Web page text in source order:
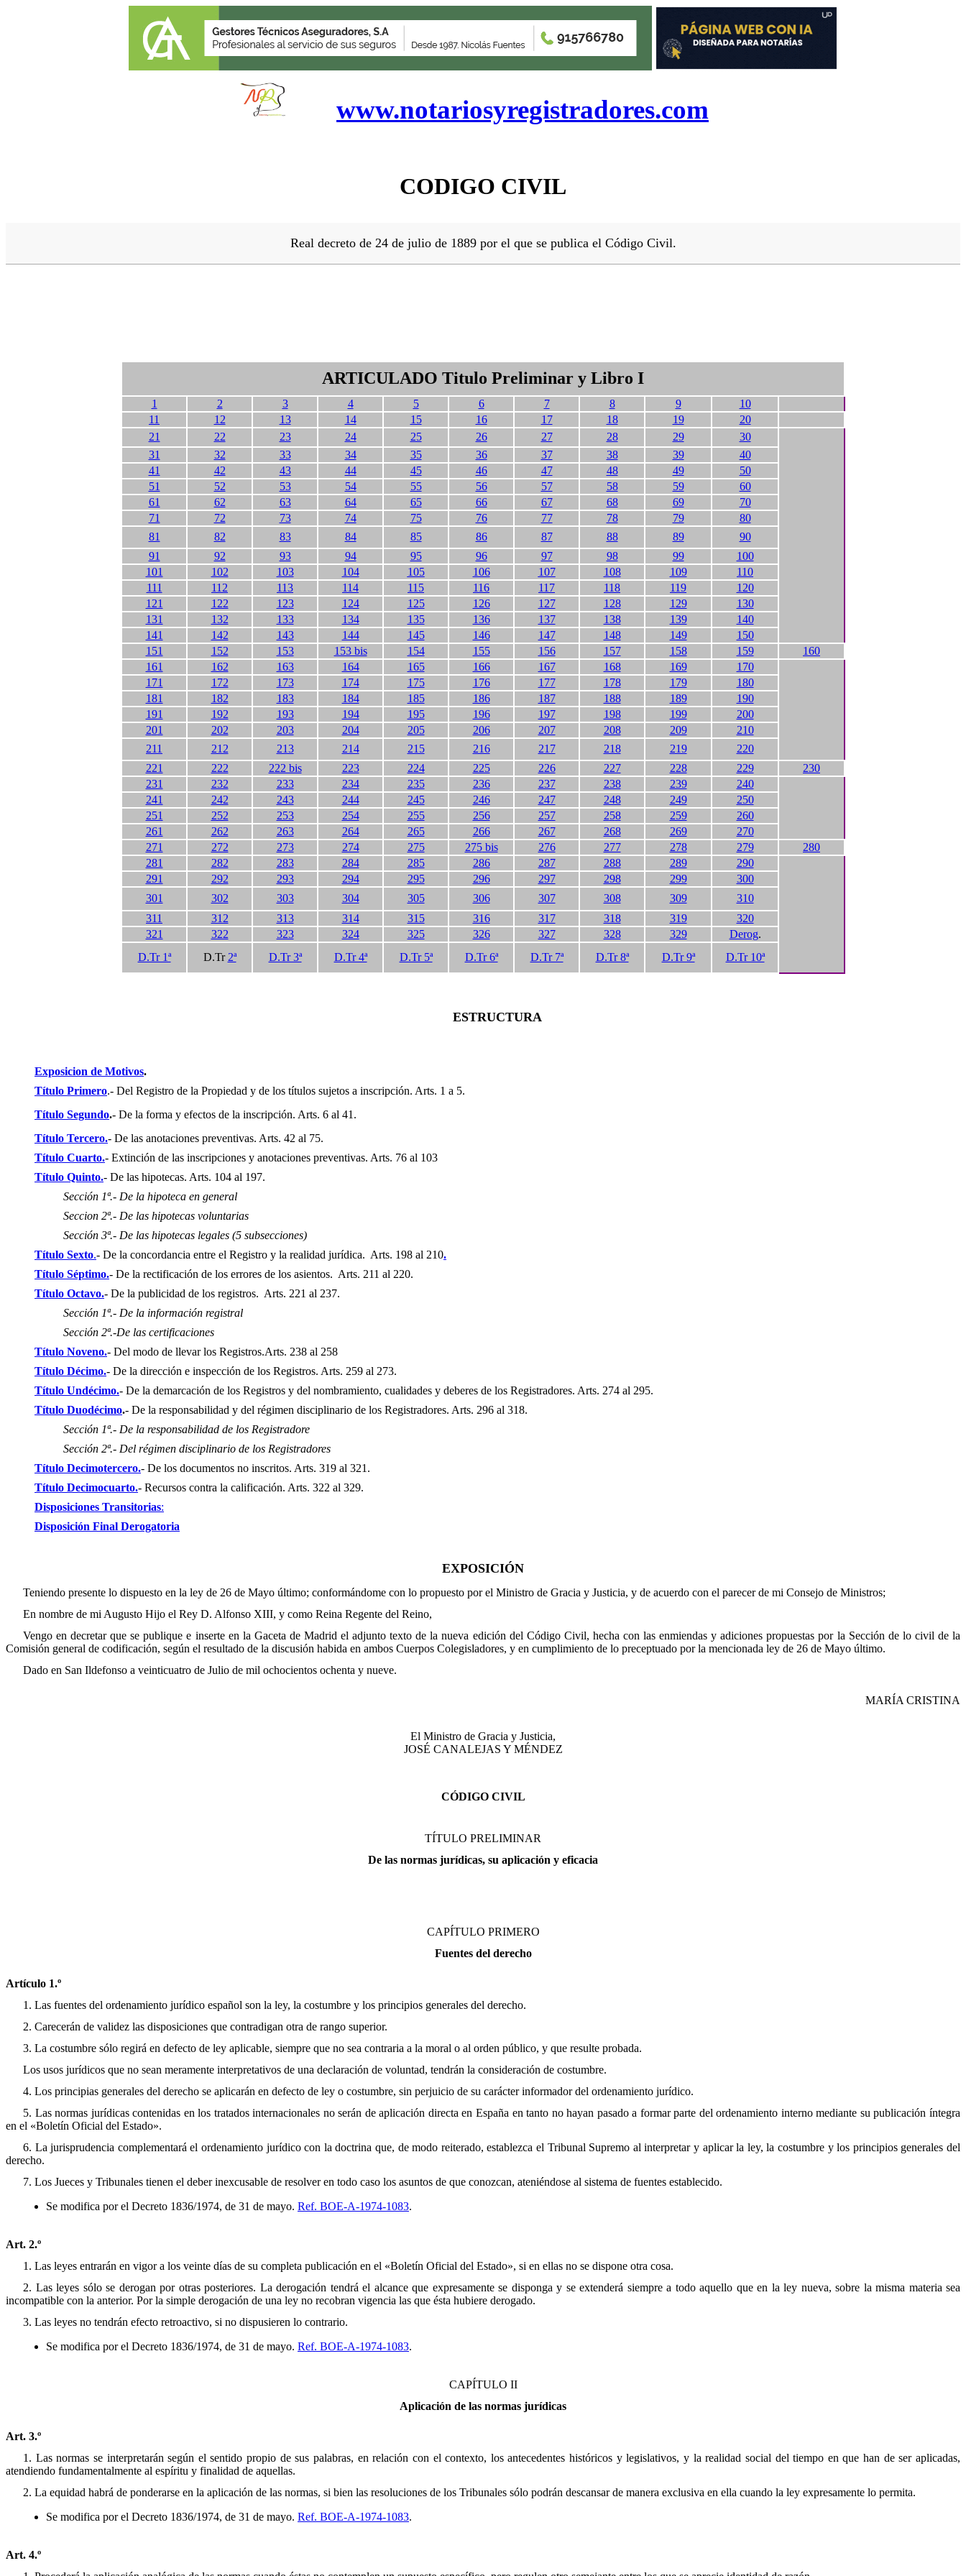
www.notariosyregistradores.com
CODIGO CIVIL
Real decreto de 24 de julio de 1889 por el que se publica el Código Civil.
ARTICULADO Titulo Preliminar y Libro I
1 2 3 4 5 6 7 8 9
10
11
12 13 14 15 16 17 18 19
20
21
22 23 24 25 26 27 28 29
30
31
32 33 34 35 36 37 38 39
40
41
42 43 44 45 46 47 48 49
50
51
52 53 54 55 56 57 58 59
60
61
62 63 64 65 66 67 68 69
70
71
72 73 74 75 76 77 78 79
80
81
82 83 84 85 86 87 88 89
90
91
92 93 94 95 96 97 98 99
100
101
102 103 104 105 106 107 108 109
110
111
112 113 114 115 116 117 118 119
120
121
122 123 124 125 126 127 128 129
130
131
132 133 134 135 136 137 138 139
140
141
142 143 144 145 146 147 148 149
150
151
152 153 153 bis 154 155 156 157 158 159
160
161
162 163 164 165 166 167 168 169
170
171
172 173 174 175 176 177 178 179
180
181
182 183 184 185 186 187 188 189
190
191
192 193 194 195 196 197 198 199
200
201 202 203 204 205 206 207 208 209
210
211
212 213 214 215 216 217 218 219
220
221
222 222 bis 223 224 225 226 227 228 229
230
231
232 233 234 235 236 237 238 239
240
241
242 243 244 245 246 247 248 249
250
251
252 253 254 255 256 257 258 259
260
261
262 263 264 265 266 267 268 269
270
271
272 273 274 275 275bis 276 277 278 279
280
281
282 283 284 285 286 287 288 289
290
291
292 293 294 295 296 297 298 299
300
301
302 303 304 305 306 307 308 309
310
311
312 313 314 315 316 317 318 319
320
321
322 323 324 325 326 327 328 329 Derog.
D.Tr 1ª
D.Tr 2ª D.Tr 3ª D.Tr 4ª D.Tr 5ª D.Tr 6ª D.Tr 7ª D.Tr 8ª D.Tr 9ª D.Tr 10ª
ESTRUCTURA
Exposicion de Motivos.
Título Primero.- Del Registro de la Propiedad y de los títulos sujetos a inscripción. Arts. 1 a 5.
Título Segundo.- De la forma y efectos de la inscripción. Arts. 6 al 41.
Título Tercero.- De las anotaciones preventivas. Arts. 42 al 75.
Título Cuarto.- Extinción de las inscripciones y anotaciones preventivas. Arts. 76 al 103
Título Quinto.- De las hipotecas. Arts. 104 al 197.
Sección 1ª.- De la hipoteca en general
Seccion 2ª.- De las hipotecas voluntarias
Sección 3ª.- De las hipotecas legales (5 subsecciones)
Título Sexto.- De la concordancia entre el Registro y la realidad jurídica. Arts. 198 al 210.
Título Séptimo.- De la rectificación de los errores de los asientos. Arts. 211 al 220.
Título Octavo.- De la publicidad de los registros. Arts. 221 al 237.
Sección 1ª.- De la información registral
Sección 2ª.-De las certificaciones
Título Noveno.- Del modo de llevar los Registros.Arts. 238 al 258
Título Décimo.- De la dirección e inspección de los Registros. Arts. 259 al 273.
Título Undécimo.- De la demarcación de los Registros y del nombramiento, cualidades y deberes de los Registradores. Arts. 274 al 295.
Título Duodécimo.- De la responsabilidad y del régimen disciplinario de los Registradores. Arts. 296 al 318.
Sección 1ª.- De la responsabilidad de los Registradore
Sección 2ª.- Del régimen disciplinario de los Registradores
Título Decimotercero.- De los documentos no inscritos. Arts. 319 al 321 .
Título Decimocuarto.- Recursos contra la calificación. Arts. 322 al 329.
Disposiciones Transitorias:
Disposición Final Derogatoria
EXPOSICIÓN
Teniendo presente lo dispuesto en la ley de 26 de Mayo último; conformándome con lo propuesto por el Ministro de Gracia y Justicia, y de acuerdo con el parecer de mi Consejo de Ministros;
En nombre de mi Augusto Hijo el Rey D. Alfonso XIII, y como Reina Regente del Reino,
Vengo en decretar que se publique e inserte en la Gaceta de Madrid el adjunto texto de la nueva edición del Código Civil, hecha con las enmiendas y adiciones propuestas por la Sección de lo civil de la
Comisión general de codificación, según el resultado de la discusión habida en ambos Cuerpos Colegisladores, y en cumplimiento de lo preceptuado por la mencionada ley de 26 de Mayo último.
Dado en San Ildefonso a veinticuatro de Julio de mil ochocientos ochenta y nueve.
MARÍA CRISTINA
El Ministro de Gracia y Justicia,
JOSÉ CANALEJAS Y MÉNDEZ
CÓDIGO CIVIL
TÍTULO PRELIMINAR
De las normas jurídicas, su aplicación y eficacia
CAPÍTULO PRIMERO
Fuentes del derecho
Artículo 1.º
1. Las fuentes del ordenamiento jurídico español son la ley, la costumbre y los principios generales del derecho.
2. Carecerán de validez las disposiciones que contradigan otra de rango superior.
3. La costumbre sólo regirá en defecto de ley aplicable, siempre que no sea contraria a la moral o al orden público, y que resulte probada.
Los usos jurídicos que no sean meramente interpretativos de una declaración de voluntad, tendrán la consideración de costumbre.
4. Los principias generales del derecho se aplicarán en defecto de ley o costumbre, sin perjuicio de su carácter informador del ordenamiento jurídico.
5. Las normas jurídicas contenidas en los tratados internacionales no serán de aplicación directa en España en tanto no hayan pasado a formar parte del ordenamiento interno mediante su publicación íntegra
en el «Boletín Oficial del Estado».
6. La jurisprudencia complementará el ordenamiento jurídico con la doctrina que, de modo reiterado, establezca el Tribunal Supremo al interpretar y aplicar la ley, la costumbre y los principios generales del
derecho.
7. Los Jueces y Tribunales tienen el deber inexcusable de resolver en todo caso los asuntos de que conozcan, ateniéndose al sistema de fuentes establecido.
Se modifica por el Decreto 1836/1974, de 31 de mayo. Ref. BOE-A-1974-1083.
Art. 2.º
1. Las leyes entrarán en vigor a los veinte días de su completa publicación en el «Boletín Oficial del Estado», si en ellas no se dispone otra cosa.
2. Las leyes sólo se derogan por otras posteriores. La derogación tendrá el alcance que expresamente se disponga y se extenderá siempre a todo aquello que en la ley nueva, sobre la misma materia sea
incompatible con la anterior. Por la simple derogación de una ley no recobran vigencia las que ésta hubiere derogado.
3. Las leyes no tendrán efecto retroactivo, si no dispusieren lo contrario.
Se modifica por el Decreto 1836/1974, de 31 de mayo. Ref. BOE-A-1974-1083.
CAPÍTULO II
Aplicación de las normas jurídicas
Art. 3.º
1. Las normas se interpretarán según el sentido propio de sus palabras, en relación con el contexto, los antecedentes históricos y legislativos, y la realidad social del tiempo en que han de ser aplicadas,
atendiendo fundamentalmente al espíritu y finalidad de aquellas.
2. La equidad habrá de ponderarse en la aplicación de las normas, si bien las resoluciones de los Tribunales sólo podrán descansar de manera exclusiva en ella cuando la ley expresamente lo permita.
Se modifica por el Decreto 1836/1974, de 31 de mayo. Ref. BOE-A-1974-1083.
Art. 4.º